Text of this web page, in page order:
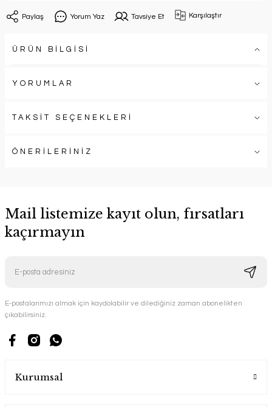
Paylaş Yorum Yaz Tavsiye Et Karşılaştır
ÜRÜN BİLGİSİ
YORUMLAR
TAKSİT SEÇENEKLERİ
ÖNERİLERİNİZ
Mail listemize kayıt olun, fırsatları
kaçırmayın
E-postalarımızı almak için kaydolabilir ve dilediğiniz zaman abonelikten
çıkabilirsiniz.
Kurumsal